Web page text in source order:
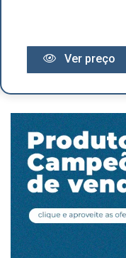
Ver preço